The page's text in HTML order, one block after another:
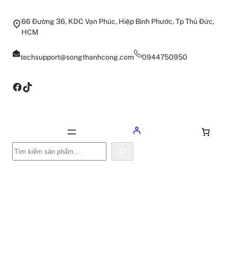
66 Đường 36, KDC Vạn Phúc, Hiệp Bình Phước, Tp Thủ Đức,
HCM
techsupport@songthanhcong.com 0944750950
Facebook
TikTok
Tìm
kiếm